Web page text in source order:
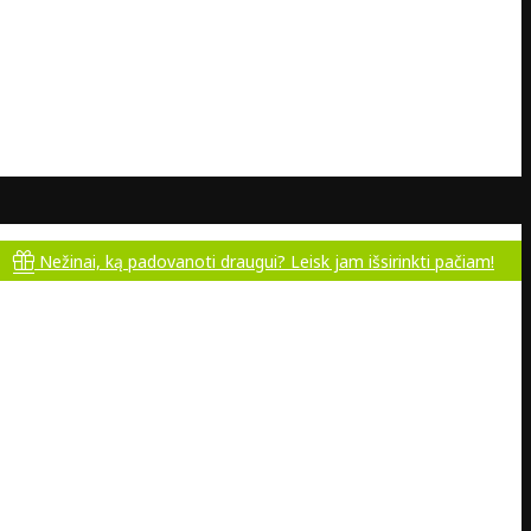
ką padovanoti draugui? Leisk jam išsirinkti pačiam!